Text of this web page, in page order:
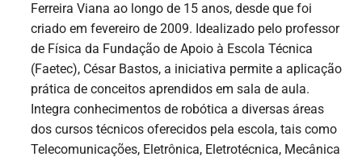
Ferreira Viana ao longo de 15 anos, desde que foi
criado em fevereiro de 2009. Idealizado pelo professor
de Física da Fundação de Apoio à Escola Técnica
(Faetec), César Bastos, a iniciativa permite a aplicação
prática de conceitos aprendidos em sala de aula.
Integra conhecimentos de robótica a diversas áreas
dos cursos técnicos oferecidos pela escola, tais como
Telecomunicações, Eletrônica, Eletrotécnica, Mecânica